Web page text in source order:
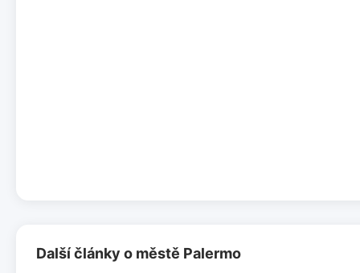
Další články o městě Palermo